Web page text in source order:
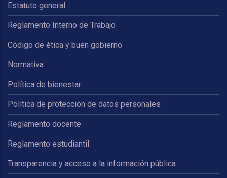
Estatuto general
Reglamento Interno de Trabajo
Código de ética y buen gobierno
Normativa
Política de bienestar
Política de protección de datos personales
Reglamento docente
Reglamento estudiantil
Transparencia y acceso a la información pública